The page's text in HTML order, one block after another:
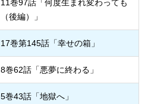
11巻97話「何度生まれ変わっても
（後編）」
17巻第145話「幸せの箱」
8巻62話「悪夢に終わる」
5巻43話「地獄へ」